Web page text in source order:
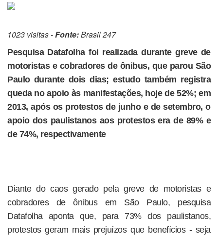
1023 visitas -Fonte:Brasil 247
Pesquisa Datafolha foi realizada durante greve de
motoristas e cobradores de ônibus, que parou São
Paulo durante dois dias; estudo também registra
queda no apoio às manifestações, hoje de 52%; em
2013, após os protestos de junho e de setembro, o
apoio dos paulistanos aos protestos era de 89% e
de 74%, respectivamente
Diante do caos gerado pela greve de motoristas e
cobradores de ônibus em São Paulo, pesquisa
Datafolha aponta que, para 73% dos paulistanos,
protestos geram mais prejuízos que benefícios - seja